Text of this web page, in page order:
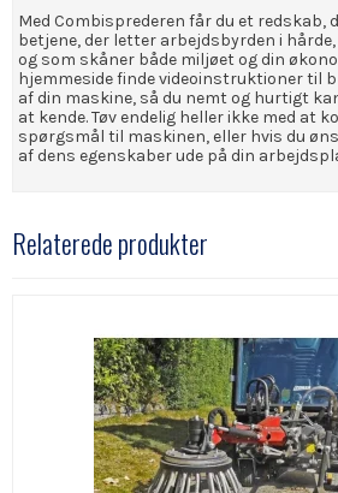
Med Combisprederen får du et
betjene, der letter arbejdsbyrden i
og som skåner både miljøet og din
hjemmeside finde videoinstruktioner til
af din maskine, så du nemt og hurtigt
at kende. Tøv endelig heller ikke med at
spørgsmål til maskinen, eller hvis du
af dens egenskaber ude på din
Relaterede produkter